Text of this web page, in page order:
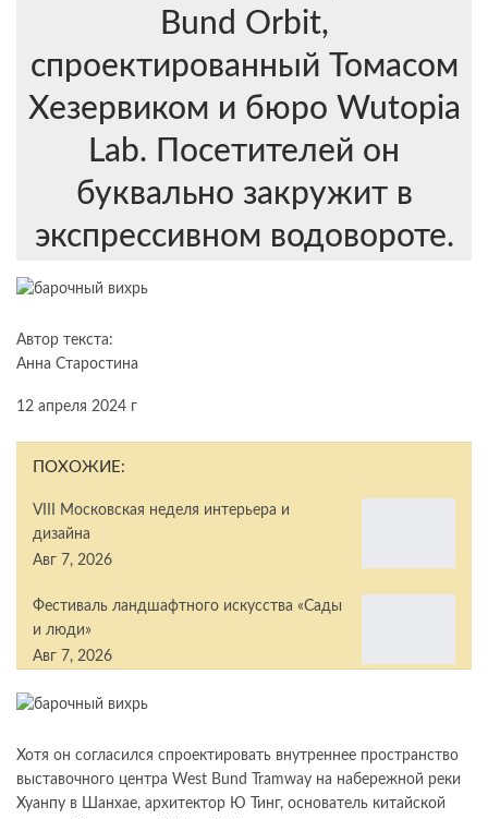
Bund Orbit,
спроектированный Томасом
Хезервиком и бюро Wutopia
Lab. Посетителей он
буквально закружит в
экспрессивном водовороте.
Автор текста:
Анна Старостина
12 апреля 2024 г
ПОХОЖИЕ:
VIII Московская неделя интерьера и
дизайна
Авг 7, 2026
Фестиваль ландшафтного искусства «Сады
и люди»
Авг 7, 2026
Хотя он согласился спроектировать внутреннее пространство
выставочного центра West Bund Tramway на набережной реки
Хуанпу в Шанхае, архитектор Ю Тинг, основатель китайской